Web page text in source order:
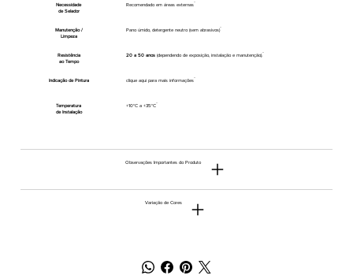
Necessidade
de Selador
Recomendado em áreas externas
Manutenção /
Limpeza
Pano úmido, detergente neutro (sem abrasivos)
Resistência
ao Tempo
20 a 50 anos (dependendo de exposição, instalação e manutenção).
Indicação de Pintura clique aqui para mais informações
Temperatura
de Instalação
+10°C a +35°C
Observações Importantes do Produto
Variação de Cores